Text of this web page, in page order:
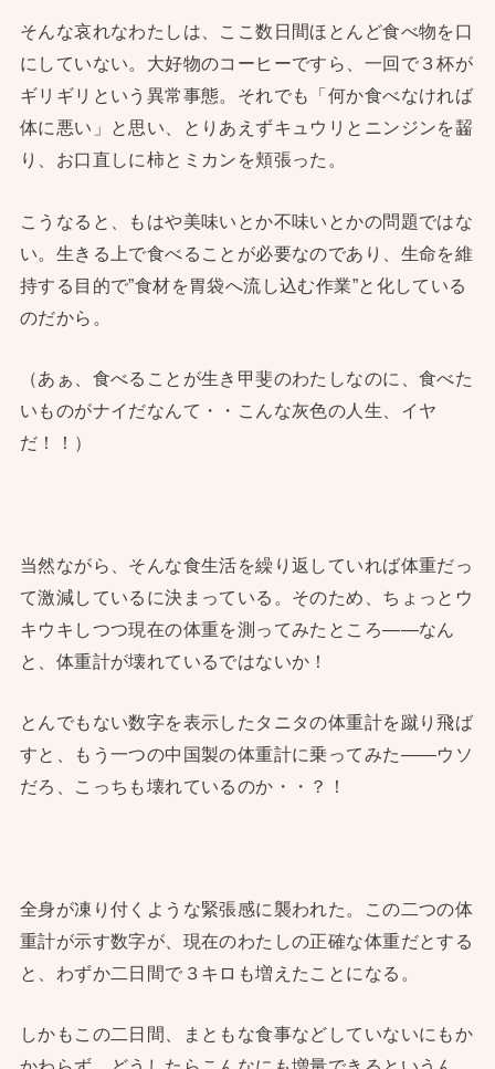
そんな哀れなわたしは、ここ数日間ほとんど食べ物を口
にしていない。大好物のコーヒーですら、一回で３杯が
ギリギリという異常事態。それでも「何か食べなければ
体に悪い」と思い、とりあえずキュウリとニンジンを齧
り、お口直しに柿とミカンを頬張った。
こうなると、もはや美味いとか不味いとかの問題ではな
い。生きる上で食べることが必要なのであり、生命を維
持する目的で”食材を胃袋へ流し込む作業”と化している
のだから。
（あぁ、食べることが生き甲斐のわたしなのに、食べた
いものがナイだなんて・・こんな灰色の人生、イヤ
だ！！）
当然ながら、そんな食生活を繰り返していれば体重だっ
て激減しているに決まっている。そのため、ちょっとウ
キウキしつつ現在の体重を測ってみたところ——なん
と、体重計が壊れているではないか！
とんでもない数字を表示したタニタの体重計を蹴り飛ば
すと、もう一つの中国製の体重計に乗ってみた——ウソ
だろ、こっちも壊れているのか・・？！
全身が凍り付くような緊張感に襲われた。この二つの体
重計が示す数字が、現在のわたしの正確な体重だとする
と、わずか二日間で３キロも増えたことになる。
しかもこの二日間、まともな食事などしていないにもか